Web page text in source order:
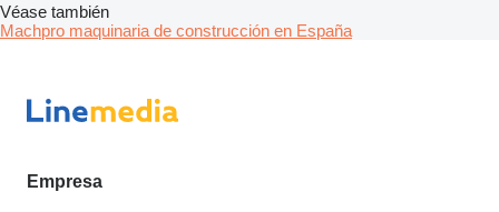
Véase también
Machpro maquinaria de construcción en España
Empresa